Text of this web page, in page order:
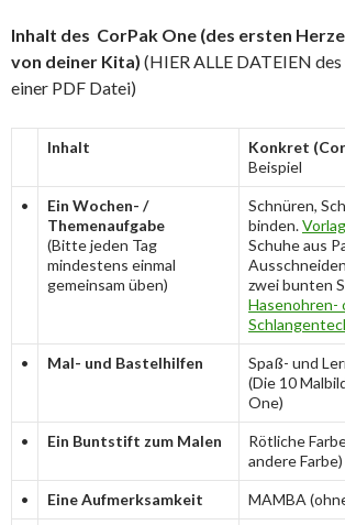
Inhalt des CorPak One (des ersten
von deiner Kita) (HIER ALLE DATEIEN
einer PDF Datei)
Inhalt Konkret
Beispiel
•
Ein Wochen- /
Themenaufgabe
(Bitte jeden Tag
mindestens einmal
gemeinsam üben)
Schnüren,
binden.
Schuhe aus
zwei bunten
Hasenohren-
• Mal- und Bastelhilfen
Spaß- und
(Die 10
One)
• Ein Buntstift zum Malen
Rötliche
andere Farbe)
• Eine Aufmerksamkeit MAMBA